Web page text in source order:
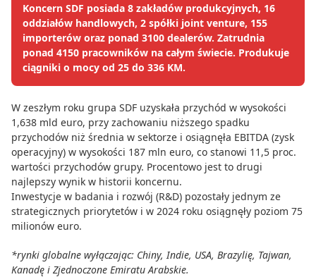
Koncern SDF posiada 8 zakładów produkcyjnych, 16
oddziałów handlowych, 2 spółki joint venture, 155
importerów oraz ponad 3100 dealerów. Zatrudnia
ponad 4150 pracowników na całym świecie. Produkuje
ciągniki o mocy od 25 do 336 KM.
W zeszłym roku grupa SDF uzyskała przychód w wysokości
1,638 mld euro, przy zachowaniu niższego spadku
przychodów niż średnia w sektorze i osiągnęła EBITDA (zysk
operacyjny) w wysokości 187 mln euro, co stanowi 11,5 proc.
wartości przychodów grupy. Procentowo jest to drugi
najlepszy wynik w historii koncernu.
Inwestycje w badania i rozwój (R&D) pozostały jednym ze
strategicznych priorytetów i w 2024 roku osiągnęły poziom 75
milionów euro.
*rynki globalne wyłączając: Chiny, Indie, USA, Brazylię, Tajwan,
Kanadę i Zjednoczone Emiratu Arabskie.